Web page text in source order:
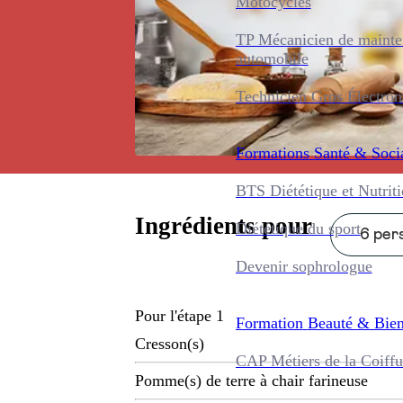
TP Mécanicien de
automobile
Technicien Gros
Formations Santé &
BTS Diététique et
Diététique du sport
Devenir sophrologue
Formation Beauté &
CAP Métiers de la
Ingrédients pour 6
Pour l'étape 1
Cresson(s)
Pomme(s) de terre à chair farineuse